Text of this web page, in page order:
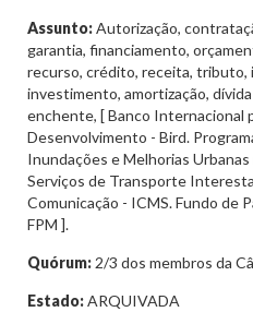
Assunto:Autorização,
garantia, financiamento,
recurso, crédito, receita, tributo,
investimento, amortização,
enchente, [ Banco Internacional
Desenvolvimento - Bird.
Inundações e Melhorias
Serviços de Transporte
Comunicação - ICMS. Fundo de
FPM ].
Quórum: 2/3 dos membros da
Estado:ARQUIVADA